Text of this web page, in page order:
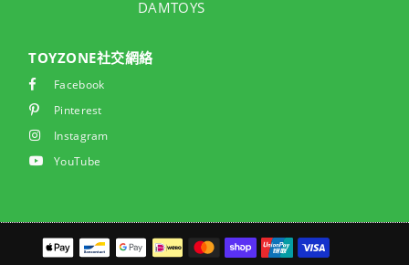
DAMTOYS
TOYZONE社交網絡
Facebook
Pinterest
Instagram
YouTube